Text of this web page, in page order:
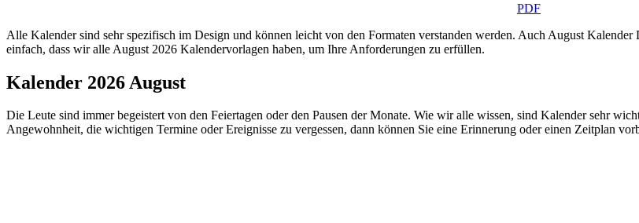
PDF
Alle Kalender sind sehr spezifisch im Design und können leicht von den Formaten verstanden werden. Auch August
einfach, dass wir alle August 2026 Kalendervorlagen haben, um Ihre Anforderungen zu erfüllen.
Kalender 2026 August
Die Leute sind immer begeistert von den Feiertagen oder den Pausen der Monate. Wie wir alle wissen, sind Kalender sehr
Angewohnheit, die wichtigen Termine oder Ereignisse zu vergessen, dann können Sie eine Erinnerung oder einen Zeitplan